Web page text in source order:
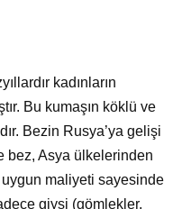
kadınların
Bu kumaşın köklü ve
Bezin Rusya’ya gelişi
bez, Asya ülkelerinden
uygun maliyeti sayesinde
giysi (gömlekler,